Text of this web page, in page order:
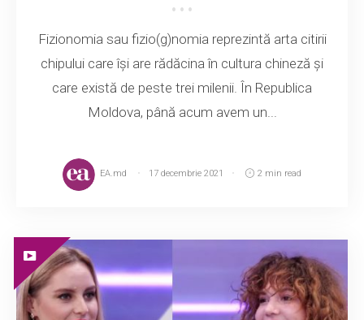
Fizionomia sau fizio(g)nomia reprezintă arta citirii
chipului care își are rădăcina în cultura chineză și
care există de peste trei milenii. În Republica
Moldova, până acum avem un...
EA.md 17 decembrie 2021 2 min read